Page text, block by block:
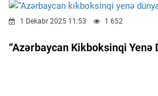
1 Dekabr 2025 11:53 1 652
“Azərbaycan Kikboksinqi Yenə